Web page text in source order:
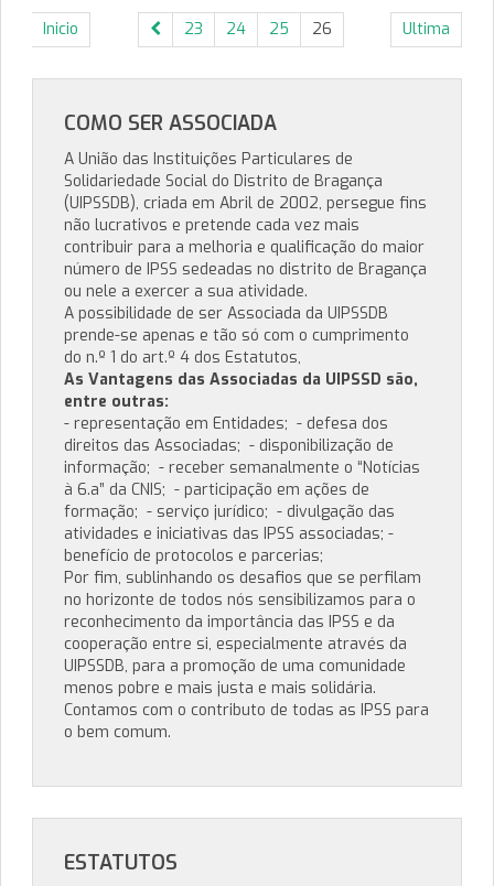
Inicio 23 24 25 26 Ultima
COMO SER ASSOCIADA
A União das Instituições Particulares de
Solidariedade Social do Distrito de Bragança
(UIPSSDB), criada em Abril de 2002, persegue fins
não lucrativos e pretende cada vez mais
contribuir para a melhoria e qualificação do maior
número de IPSS sedeadas no distrito de Bragança
ou nele a exercer a sua atividade.
A possibilidade de ser Associada da UIPSSDB
prende-se apenas e tão só com o cumprimento
do n.º 1 do art.º 4 dos Estatutos,
As Vantagens das Associadas da UIPSSD são,
entre outras:
- representação em Entidades; - defesa dos
direitos das Associadas; - disponibilização de
informação; - receber semanalmente o “Notícias
à 6.a” da CNIS; - participação em ações de
formação; - serviço jurídico; - divulgação das
atividades e iniciativas das IPSS associadas; -
benefício de protocolos e parcerias;
Por fim, sublinhando os desafios que se perfilam
no horizonte de todos nós sensibilizamos para o
reconhecimento da importância das IPSS e da
cooperação entre si, especialmente através da
UIPSSDB, para a promoção de uma comunidade
menos pobre e mais justa e mais solidária.
Contamos com o contributo de todas as IPSS para
o bem comum.
ESTATUTOS